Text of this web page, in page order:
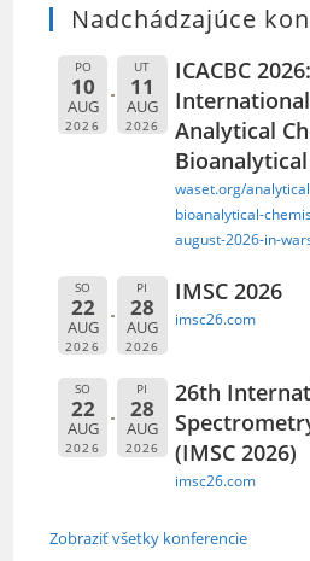
Nadchádzajúce
PO
10
AUG
2026
UT
11
AUG
2026
ICACBC
Analytical
waset.org/
bioanalytical-
august-2026-in-
SO
22
AUG
2026
PI
28
AUG
2026
IMSC 2026
imsc26.com
SO
22
AUG
2026
PI
28
AUG
2026
26th
(IMSC 2026)
imsc26.com
Zobraziť všetky konferencie